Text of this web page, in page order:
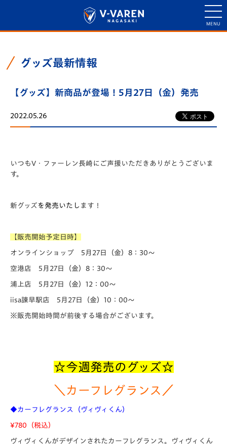
グッズ最新情報
【グッズ】新商品が登場！5月27日（金）発売
2022.05.26
いつもV・ファーレン長崎にご声援いただきありがとうございま
す。
新グッズ を発売いたし ます！
【販売開始予定日時】
オンラインショップ 5月27日（金）8：30～
空港店 5月27日（金）8：30～
浦上店 5月27日（金）12：00～
iisa諫早駅店 5月27日（金）10：00～
※販売開始時間が前後する場合がございます。
☆今週発売のグッズ☆
＼カーフレグランス／
◆カーフレグランス（ヴィヴィくん）
¥780 （税込）
ヴィヴィくんがデザインされたカーフレグランス。ヴィヴィくん